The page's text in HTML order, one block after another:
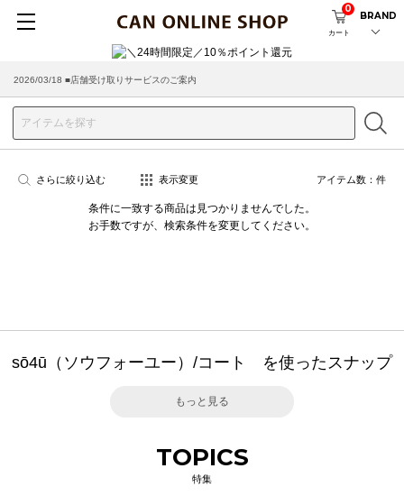
カート
0
BRAND
2026/03/18 ■店舗受け取りサービスのご案内
さらに絞り込む 表示変更 アイテム数： 件
条件に一致する商品は見つかりませんでした。
お手数ですが、検索条件を変更してください。
sō4ū（ソウフォーユー）/コート を使ったスナップ
もっと見る
TOPICS
特集